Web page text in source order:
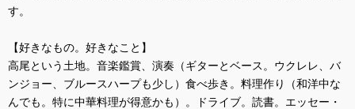
す。
【好きなもの。好きなこと】
高尾という土地。音楽鑑賞、演奏（ギターとベース。ウクレレ、バ
ンジョー、ブルースハープも少し）食べ歩き。料理作り（和洋中な
んでも。特に中華料理が得意かも）。ドライブ。読書。エッセー・